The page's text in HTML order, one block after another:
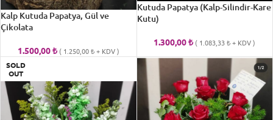
Kalp Kutuda Papatya, Gül ve
Çikolata
1.500,00₺ ( 1.250,00₺+ KDV )
Kutuda Papatya (Kalp-Silindir-Kare
Kutu)
1.300,00₺ ( 1.083,33₺+ KDV )
SOLD
OUT